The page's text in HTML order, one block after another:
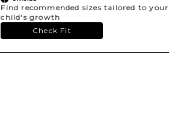
Find recommended sizes tailored to your
child's growth
Check Fit